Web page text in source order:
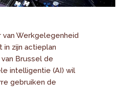
Werkgelegenheid
in zijn actieplan
Brussel de
intelligentie (AI) wil
gebruiken de